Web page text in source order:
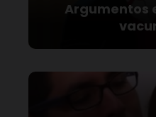
Argumentos